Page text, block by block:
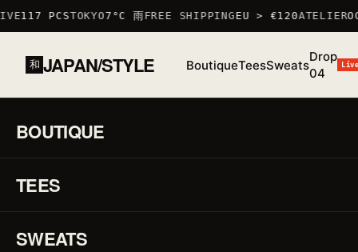
117 PCSTOKYO7°C 雨FREE SHIPPINGEU > €120ATELIER
和 JAPAN/STYLE BoutiqueTeesSweats
Drop
04
BOUTIQUE
TEES
SWEATS
01 / 03
T-